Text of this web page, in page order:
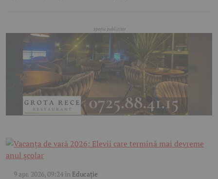
9 apr. 2026, 09:24în Educație